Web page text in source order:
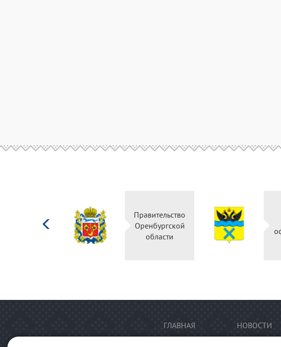
Правительство
Оренбургской
области
ГЛАВНАЯ НОВОСТИ